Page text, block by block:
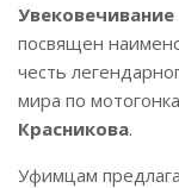
посвящен
честь
мира по
Красникова.
Уфимцам